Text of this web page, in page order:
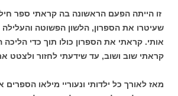
זו הייתה הפעם הראשונה בה קראתי ספר
שעיטרו את הספרון, הלשון הפשוטה והעלילה
אותי. קראתי את הספרון כולו תוך כדי
קראתי שוב ושוב, עד שידעתי לחזור ולצטט
מאז לאורך כל ילדותי ונעוריי מילאו הספרים